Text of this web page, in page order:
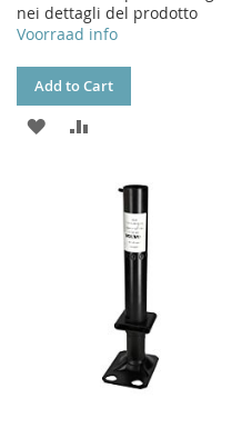
nei dettagli del prodotto
Voorraad info
Add to Cart
ADD
COMPARE